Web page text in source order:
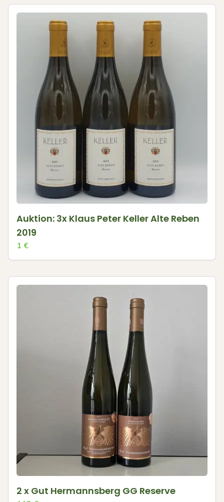
Auktion: 3x Klaus Peter Keller Alte Reben
2019
1 €
2 x Gut Hermannsberg GG Reserve